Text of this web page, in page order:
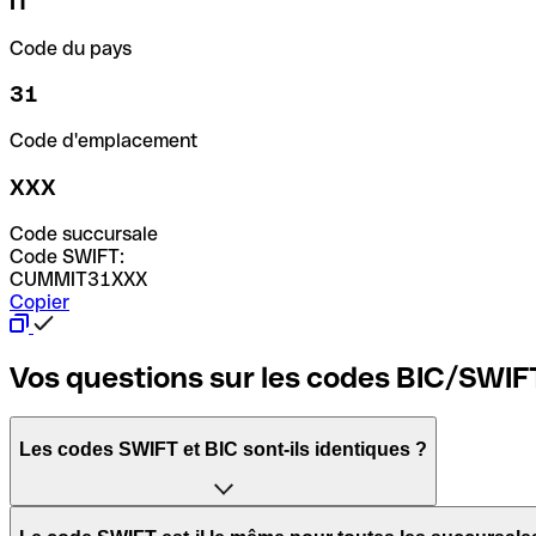
Code du pays
31
Code d'emplacement
XXX
Code succursale
Code SWIFT:
CUMMIT31XXX
Copier
Vos questions sur les codes BIC/
Les codes SWIFT et BIC sont-ils identiques ?